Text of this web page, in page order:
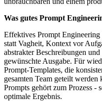
Was gutes Prompt
Effektives Prompt
statt Vagheit, Kontext vor
abstrakter Beschreibungen
gewünschte Ausgabe. Für
Prompt-Templates, die
gesamten Team geteilt
Prompts gehört zum Prozess -
optimale Ergebnis.